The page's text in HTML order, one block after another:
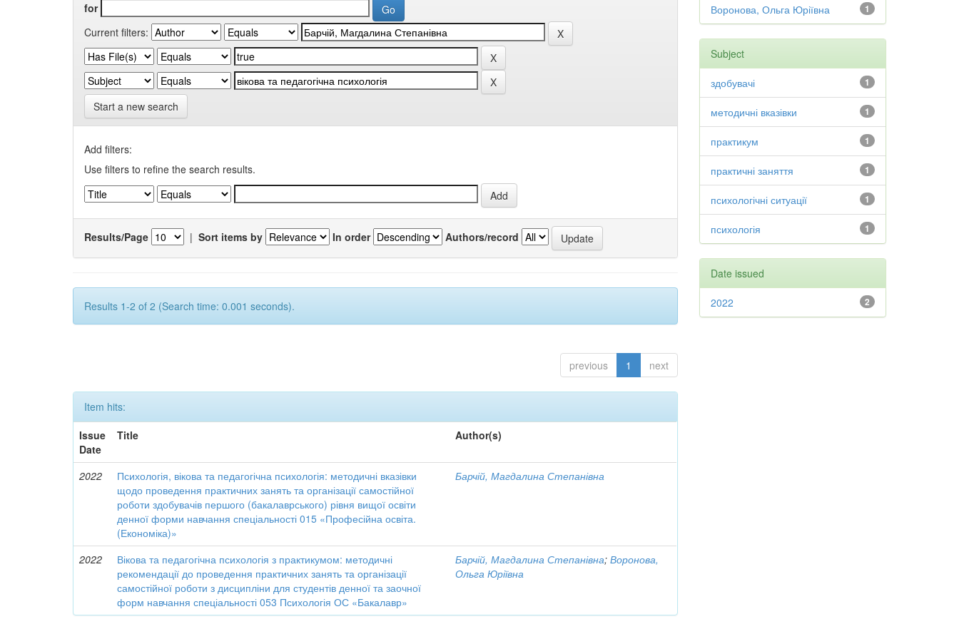
for
Current filters:
Start a new search
Add filters:
Use filters to refine the search results.
Results/Page | Sort items by In order Authors/record
Results 1-2 of 2 (Search time: 0.001 seconds).
previous 1 next
Item hits:
Issue
Date
Title Author(s)
2022
Психологія, вікова та педагогічна психологія: методичні вказівки
щодо проведення практичних занять та організації самостійної
роботи здобувачів першого (бакалаврського) рівня вищої освіти
денної форми навчання спеціальності 015 «Професійна освіта.
(Економіка)»
Барчій, Магдалина Степанівна
2022
Вікова та педагогічна психологія з практикумом: методичні
рекомендації до проведення практичних занять та організації
самостійної роботи з дисципліни для студентів денної та заочної
форм навчання спеціальності 053 Психологія ОС «Бакалавр»
Барчій, Магдалина Степанівна;Воронова,
Ольга Юріївна
1
Воронова, Ольга Юріївна
Subject
1
здобувачі
1
методичні вказівки
1
практикум
1
практичні заняття
1
психологічні ситуації
1
психологія
Date issued
2
2022